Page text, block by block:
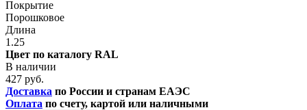
Покрытие
Порошковое
Длина
1.25
Цвет по каталогу RAL
В наличии
427 руб.
Доставка по России и странам ЕАЭС
Оплата по счету, картой или наличными